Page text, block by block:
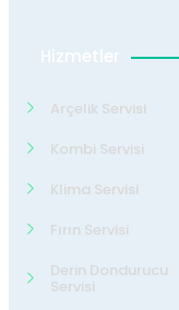
Hizmetler
Arçelik Servisi
Kombi Servisi
Klima Servisi
Fırın Servisi
Derin Dondurucu
Servisi